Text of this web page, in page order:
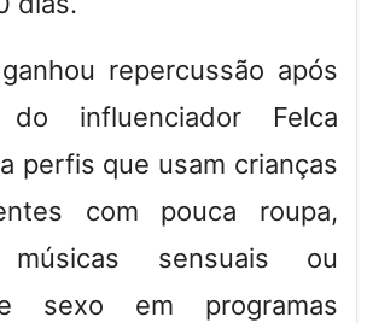
repercussão após
do influenciador Felca
perfis que usam crianças
com pouca roupa,
músicas sensuais ou
sexo em programas